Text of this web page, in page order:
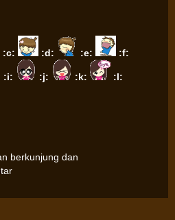
:c: :d: :e: :f:
:i: :j: :k: :l:
berkunjung dan